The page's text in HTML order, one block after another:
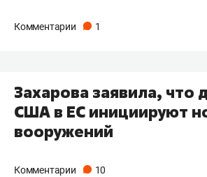
Комментарии 1
Захарова заявила, что
США в ЕС инициируют
вооружений
Комментарии 10